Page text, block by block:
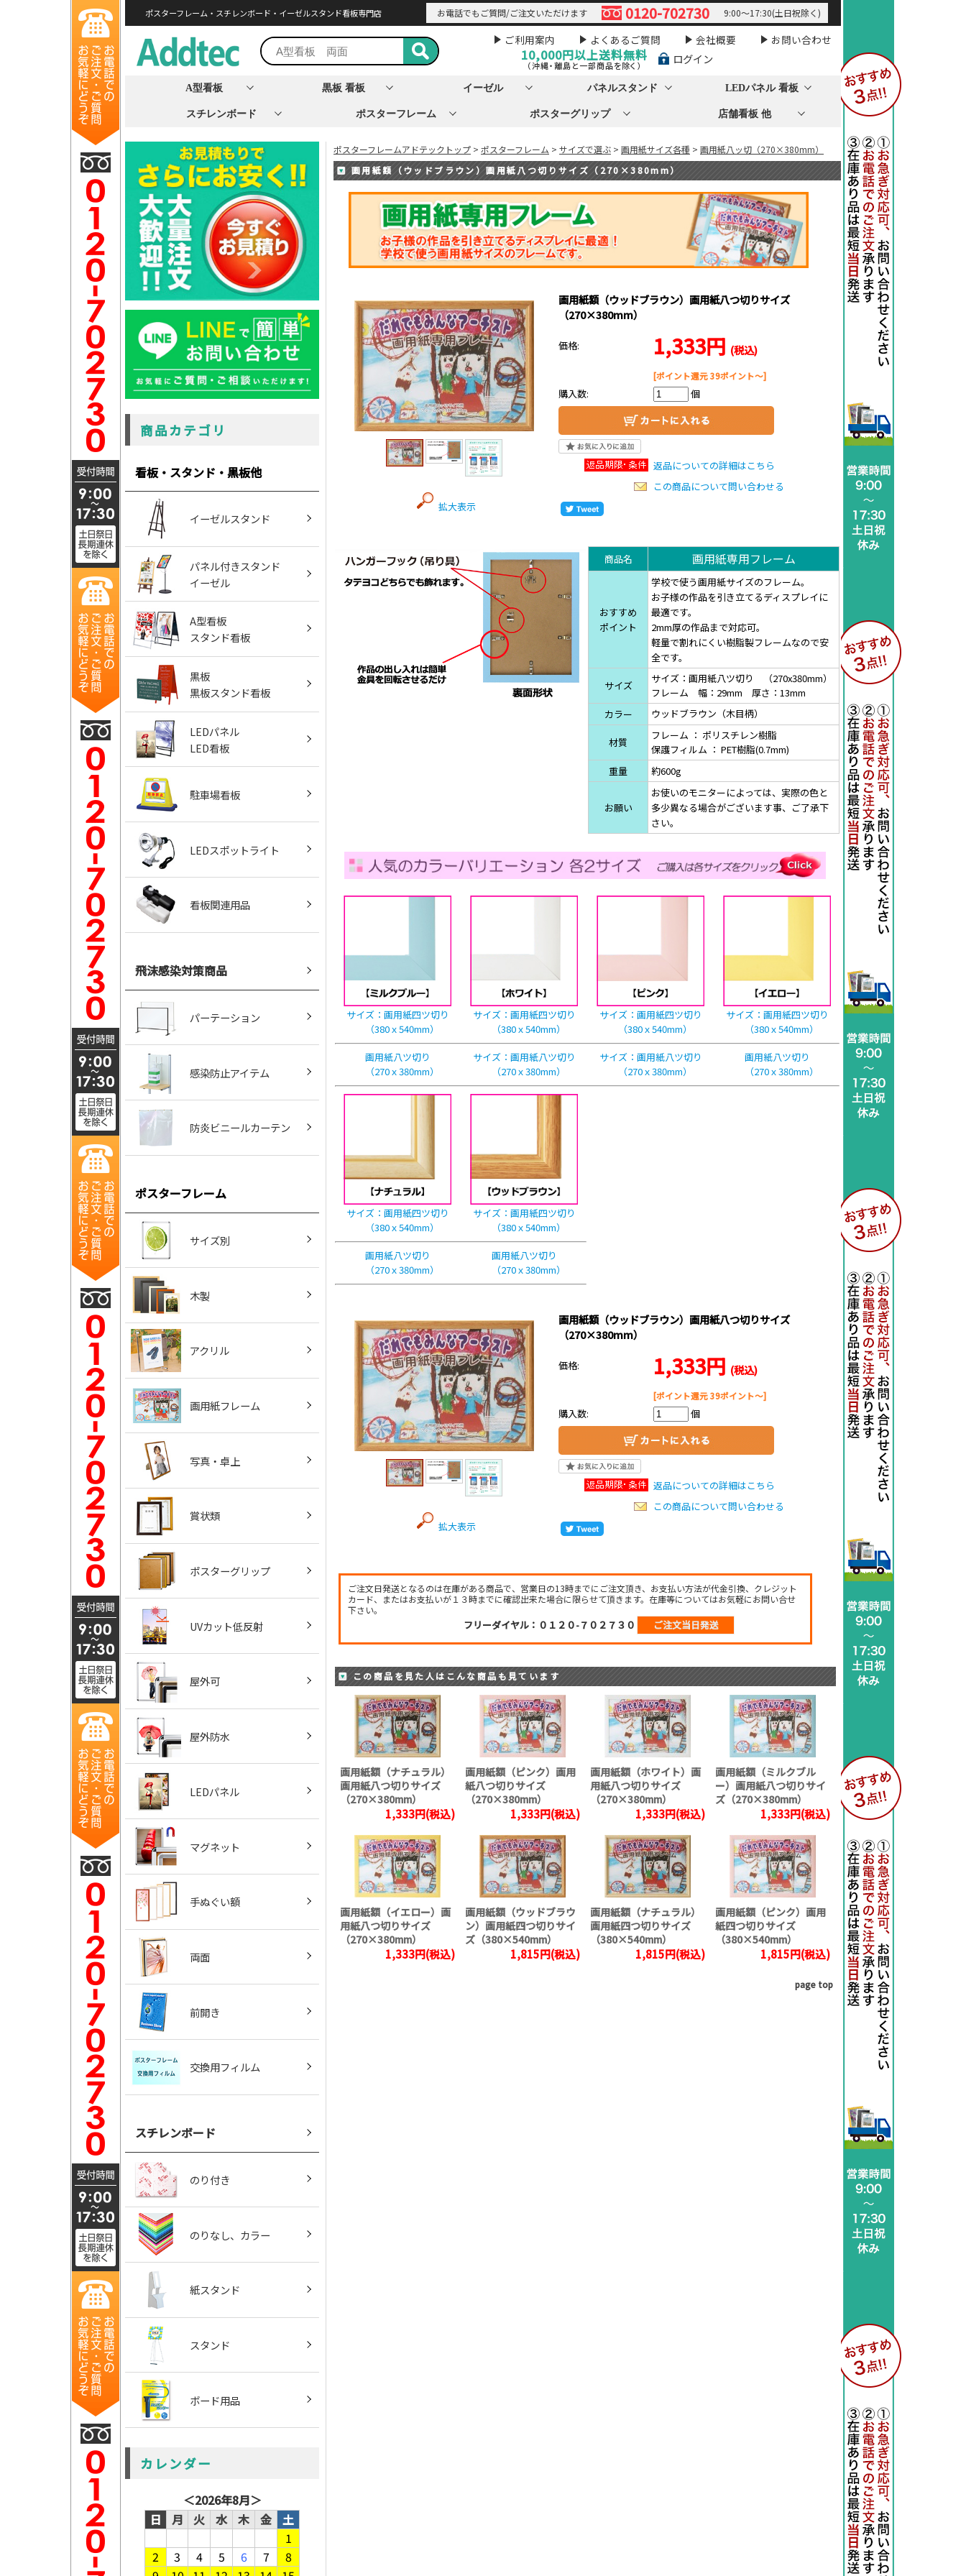
ポスターフレーム・スチレンボード・イーゼルスタンド看板専門店 お電話でもご質問/ご注文いただけます 0120-702730 9:00～17:30(土日祝除く)
ご利用案内 よくあるご質問 会社概要 お問い合わせ
10,000円以上送料無料
（沖縄・離島と一部商品を除く） ログイン
A型看板 黒板 看板 イーゼル パネルスタンド LEDパネル 看板
スチレンボード ポスターフレーム ポスターグリップ 店舗看板 他
商品カテゴリ
看板・スタンド・黒板他
イーゼルスタンド
パネル付きスタンド
イーゼル
A型看板
スタンド看板
黒板
黒板スタンド看板
LEDパネル
LED看板
駐車場看板
LEDスポットライト
看板関連用品
飛沫感染対策商品
パーテーション
感染防止アイテム
防炎ビニールカーテン
ポスターフレーム
サイズ別
木製
アクリル
画用紙フレーム
写真・卓上
賞状類
ポスターグリップ
UVカット低反射
屋外可
屋外防水
LEDパネル
マグネット
手ぬぐい額
両面
前開き
交換用フィルム
スチレンボード
のり付き
のりなし、カラー
紙スタンド
スタンド
ボード用品
カレンダー
＜2026年8月＞
日
月 火 水 木 金
土
1
2
3 4 5 6 7
8
ポスターフレームアドテックトップ > ポスターフレーム > サイズで選ぶ > 画用紙サイズ各種 > 画用紙八ッ切（270×380mm）
画用紙額（ウッドブラウン）画用紙八つ切りサイズ（270×380mm）
拡大表示
画用紙額（ウッドブラウン）画用紙八つ切りサイズ
（270×380mm）
価格: 1,333円 (税込)
[ポイント還元 39ポイント～]
購入数: 個
返品についての詳細はこちら
この商品について問い合わせる
商品名 画用紙専用フレーム
おすすめ
ポイント
学校で使う画用紙サイズのフレーム。
お子様の作品を引き立てるディスプレイに
最適です。
2mm厚の作品まで対応可。
軽量で割れにくい樹脂製フレームなので安
全です。
サイズ
サイズ：画用紙八ツ切り （270x380mm）
フレーム 幅：29mm 厚さ：13mm
カラー
ウッドブラウン（木目柄）
材質
フレーム ： ポリスチレン樹脂
保護フィルム ： PET樹脂(0.7mm)
重量
約600g
お願い
お使いのモニターによっては、実際の色と
多少異なる場合がございます事、ご了承下
さい。
サイズ：画用紙四ツ切り
（380ｘ540mm）
サイズ：画用紙四ツ切り
（380ｘ540mm）
サイズ：画用紙四ツ切り
（380ｘ540mm）
サイズ：画用紙四ツ切り
（380ｘ540mm）
画用紙八ツ切り
（270ｘ380mm）
サイズ：画用紙八ツ切り
（270ｘ380mm）
サイズ：画用紙八ツ切り
（270ｘ380mm）
画用紙八ツ切り
（270ｘ380mm）
サイズ：画用紙四ツ切り
（380ｘ540mm）
サイズ：画用紙四ツ切り
（380ｘ540mm）
画用紙八ツ切り
（270ｘ380mm）
画用紙八ツ切り
（270ｘ380mm）
拡大表示
画用紙額（ウッドブラウン）画用紙八つ切りサイズ
（270×380mm）
価格: 1,333円 (税込)
[ポイント還元 39ポイント～]
購入数: 個
返品についての詳細はこちら
この商品について問い合わせる
ご注文日発送となるのは在庫がある商品で、営業日の13時までにご注文頂き、お支払い方法が代金引換、クレジット
カード、またはお支払いが１３時までに確認出来た場合に限らせて頂きます。在庫等についてはお気軽にお問い合せ
下さい。
フリーダイヤル：０１２０-７０２７３０ ご注文当日発送
この商品を見た人はこんな商品も見ています
画用紙額（ナチュラル）
画用紙八つ切りサイズ
（270×380mm）
1,333円(税込)
画用紙額（ピンク）画用
紙八つ切りサイズ
（270×380mm）
1,333円(税込)
画用紙額（ホワイト）画
用紙八つ切りサイズ
（270×380mm）
1,333円(税込)
画用紙額（ミルクブル
ー）画用紙八つ切りサイ
ズ（270×380mm）
1,333円(税込)
画用紙額（イエロー）画
用紙八つ切りサイズ
（270×380mm）
1,333円(税込)
画用紙額（ウッドブラウ
ン）画用紙四つ切りサイ
ズ（380×540mm）
1,815円(税込)
画用紙額（ナチュラル）
画用紙四つ切りサイズ
（380×540mm）
1,815円(税込)
画用紙額（ピンク）画用
紙四つ切りサイズ
（380×540mm）
1,815円(税込)
page top